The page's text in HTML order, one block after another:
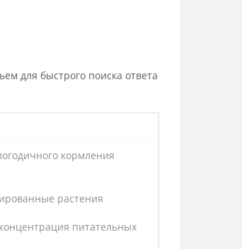
для быстрого поиска ответа
кормления
растения
питательных